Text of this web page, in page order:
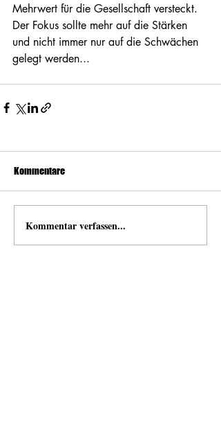
Mehrwert für die Gesellschaft versteckt.
Der Fokus sollte mehr auf die Stärken
und nicht immer nur auf die Schwächen
gelegt werden...
Kommentare
Kommentar verfassen...